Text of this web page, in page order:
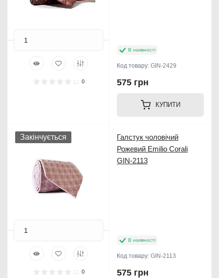
0
В наявності
Код товару: GIN-2429
575 грн
КУПИТИ
Закінчується
0
Галстук чоловічий
Рожевий Emilio Corali
GIN-2113
В наявності
Код товару: GIN-2113
575 грн